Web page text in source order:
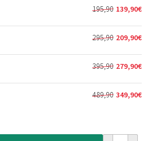
war:
169,90€
ist:
119,90€.
195,90
Preis
war:
195,90€
139,90€
Aktueller
Preis
ist:
139,90€.
295,90
Preis
war:
295,90€
209,90€
Aktueller
Preis
ist:
209,90€.
395,90
Preis
war:
395,90€
279,90€
Aktueller
Preis
ist:
279,90€.
489,90 349,90€
Aktueller